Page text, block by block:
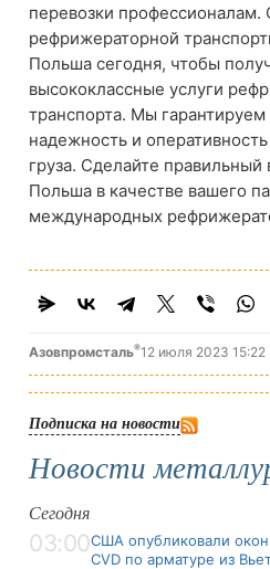
перевозки профессионалам.
рефрижераторной
Польша сегодня, чтобы
высококлассные услуги
транспорта. Мы гарантируем
надежность и
груза. Сделайте
Польша в качестве вашего
международных
Азовпромсталь®12 июля 2023 15:22
Подписка на новости
Новости
Сегодня
03:00США опубликовали
CVD по арматуре из